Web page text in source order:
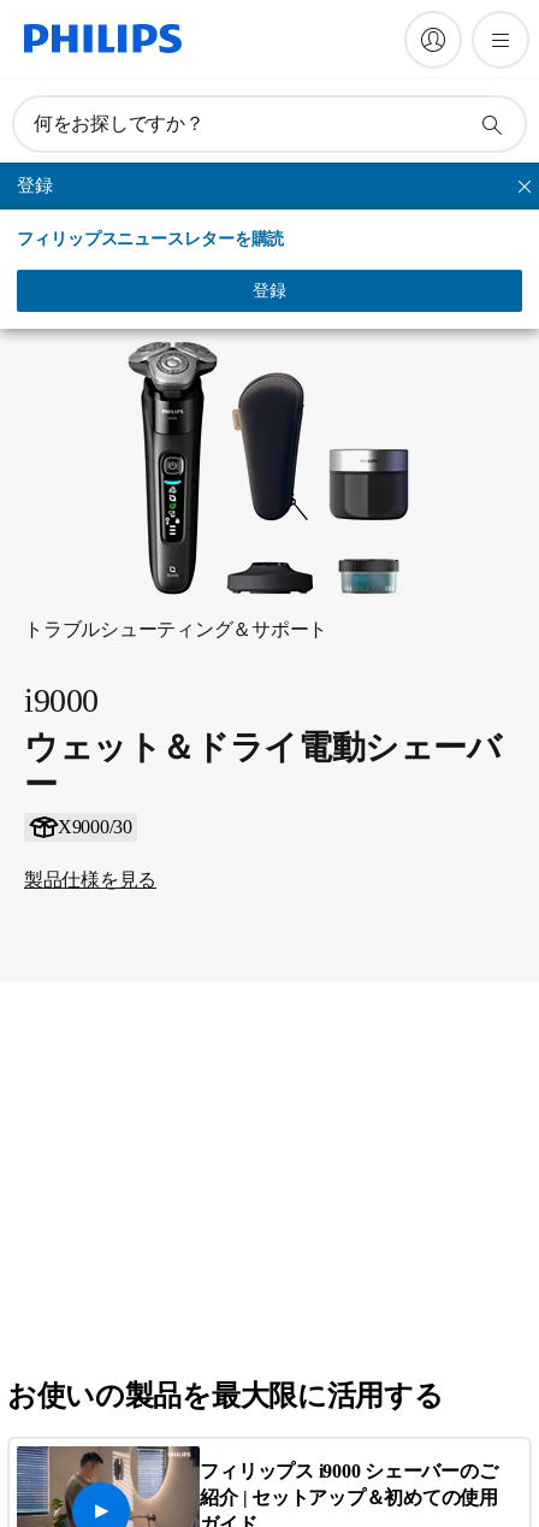
何をお探しですか？
登録
フィリップスニュースレターを購読
登録
シリーズシェーバー
トラブルシューティング＆サポート
i9000
ウェット＆ドライ電動シェーバ
ー
X9000/30
製品仕様を見る
マニュアルとドキュメント
お使いの製品を最大限に活用する
フィリップス i9000 シェーバーのご
紹介 | セットアップ＆初めての使用